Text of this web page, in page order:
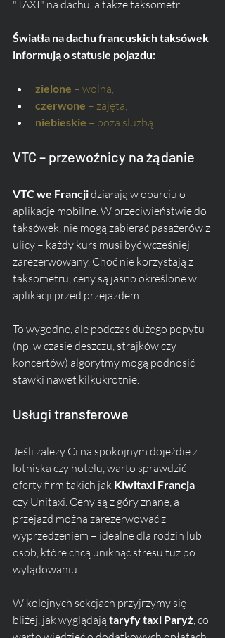
"TAXI" na dachu, a także taksometr.
Światła na dachu francuskich taksówek
informują o statusie pojazdu:
zielone – wolna,
czerwone – zajęta,
niebieskie – poza slużbą.
VTC – przewoźnicy na żądanie
VTC we Francji działają w oparciu o
aplikacje mobilne. W przeciwieństwie do
taksówek, nie mogą zabierać pasażerów z
ulicy – każdy kurs musi być wcześniej
zarezerwowany. Choć nie korzystają z
taksometru, ceny są jasno określone w
aplikacji przed przejazdem.
To wygodne, ale podczas dużego popytu
(np. w czasie deszczu, strajków czy
koncertów) algorytmy mogą podnosić
stawki nawet kilkukrotnie.
Usługi transferowe
Jeśli zależy Ci na spokojnym dojeźdie z
lotniska czy hotelu, warto sprawdzić
oferty firm takich jak Kiwitaxi Francja
czy Unitaxi. Ceny są z góry znane, a
przejazd można zarezerwować z
wyprzedzeniem – idealne dla rodzin lub
osób, które chcą uniknąć stresu tuż po
wylądowaniu.
W kolejnych sekcjach przyjrzymy się
bliżej, jak wyglądają taryfy taxi Paryż, co